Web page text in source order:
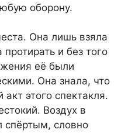
оборону.
Она лишь взяла
и без того
её были
Она знала, что
этого спектакля.
Воздух в
спёртым, словно